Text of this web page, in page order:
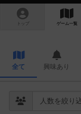
トップ ゲーム一覧
全て 興味あり